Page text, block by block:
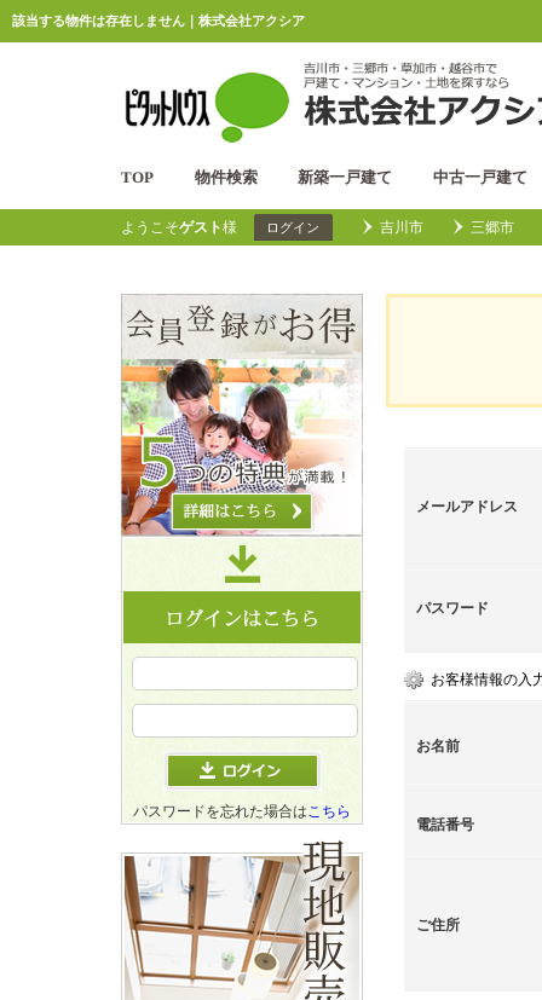
該当する物件は存在しません｜株式会社アクシア
TOP 物件検索 新築一戸建て 中古一戸建て
ようこそゲスト様 ログイン 吉川市 三郷市
メールアドレス
パスワード
お客様情報の入
お名前
電話番号
ご住所
パスワードを忘れた場合はこちら